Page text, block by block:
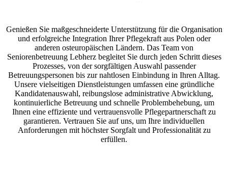
Genießen Sie maßgeschneiderte Unterstützung für die Organisation
und erfolgreiche Integration Ihrer Pflegekraft aus Polen oder
anderen osteuropäischen Ländern. Das Team von
Seniorenbetreuung Lebherz begleitet Sie durch jeden Schritt dieses
Prozesses, von der sorgfältigen Auswahl passender
Betreuungspersonen bis zur nahtlosen Einbindung in Ihren Alltag.
Unsere vielseitigen Dienstleistungen umfassen eine gründliche
Kandidatenauswahl, reibungslose administrative Abwicklung,
kontinuierliche Betreuung und schnelle Problembehebung, um
Ihnen eine effiziente und vertrauensvolle Pflegepartnerschaft zu
garantieren. Vertrauen Sie auf uns, um Ihre individuellen
Anforderungen mit höchster Sorgfalt und Professionalität zu
erfüllen.